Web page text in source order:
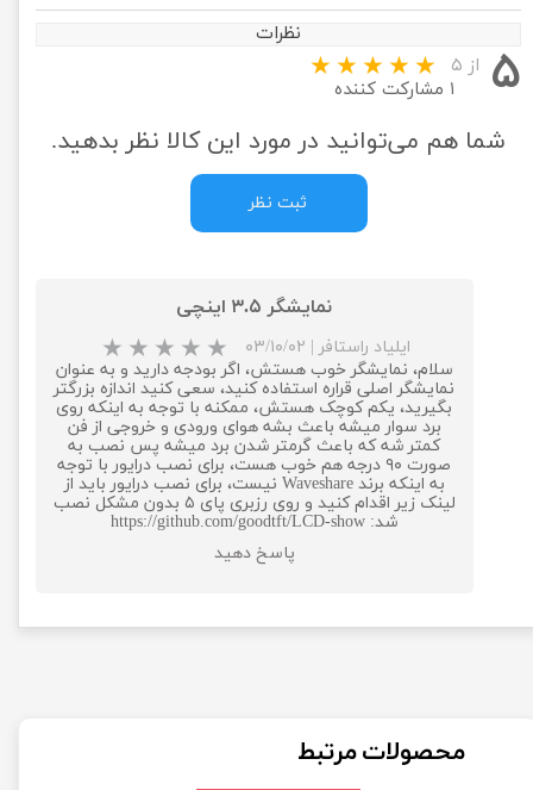
نظرات
۵ از ۵
۱ مشارکت کننده
شما هم می‌توانید در مورد این کالا نظر بدهید.
ثبت نظر
نمایشگر ۳.۵ اینچی
ایلیاد راستافر ۰۳/۱۰/۰۲
سلام، نمایشگر خوب هستش، اگر بودجه دارید و به عنوان
نمایشگر اصلی قراره استفاده کنید، سعی کنید اندازه بزرگتر
بگیرید، یکم کوچک هستش، ممکنه با توجه به اینکه روی
برد سوار میشه باعث بشه هوای ورودی و خروجی از فن
کمتر شه که باعث گرمتر شدن برد میشه پس نصب به
صورت ۹۰ درجه هم خوب هست، برای نصب درایور با توجه
به اینکه برند Waveshare نیست، برای نصب درایور باید از
لینک زیر اقدام کنید و روی رزبری پای ۵ بدون مشکل نصب
شد: https://github.com/goodtft/LCD-show
پاسخ دهید
محصولات مرتبط